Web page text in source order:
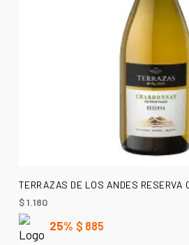
AÑADIR AL
TERRAZAS DE LOS ANDES RESERVA
$1.180
25% $ 885